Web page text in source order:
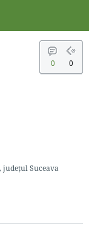
0 0
judeţul Suceava